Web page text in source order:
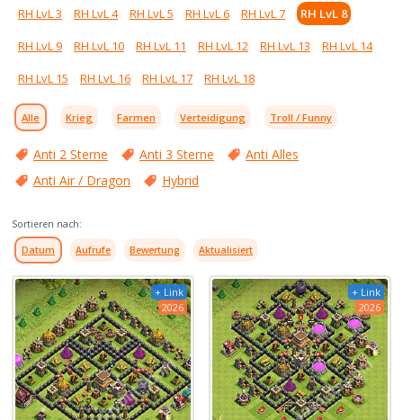
RH LvL 3 RH LvL 4 RH LvL 5 RH LvL 6 RH LvL 7
RH LvL 8
RH LvL 9
RH LvL 10 RH LvL 11 RH LvL 12 RH LvL 13
RH LvL 14
RH LvL 15
RH LvL 16 RH LvL 17 RH LvL 18
Alle Krieg Farmen Verteidigung Troll / Funny
Anti 2 Sterne Anti 3 Sterne
Anti Alles
Anti Air / Dragon
Hybrid
Sortieren nach:
Datum Aufrufe Bewertung Aktualisiert
+ Link
2026
+ Link
2026